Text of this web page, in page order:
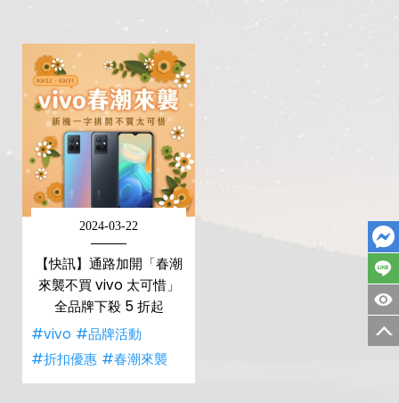
2024-03-22
【快訊】通路加開「春潮
來襲不買 vivo 太可惜」
全品牌下殺 5 折起
#vivo #品牌活動
#折扣優惠 #春潮來襲